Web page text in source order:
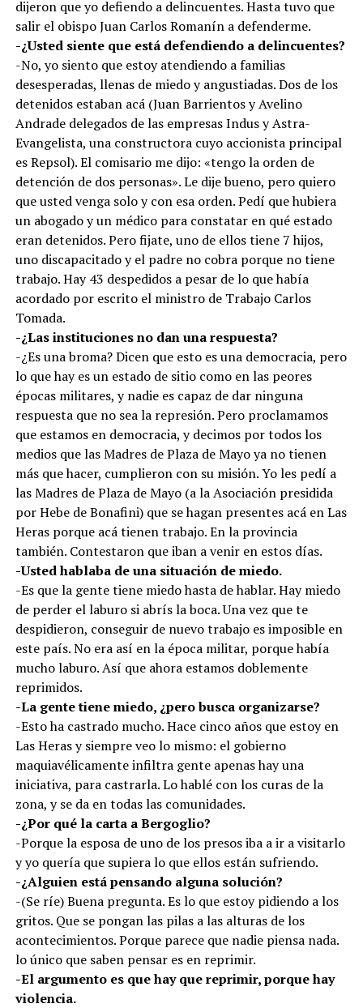
dijeron que yo defiendo a delincuentes. Hasta tuvo que
salir el obispo Juan Carlos Romanín a defenderme.
-¿Usted siente que está defendiendo a delincuentes?
-No, yo siento que estoy atendiendo a familias
desesperadas, llenas de miedo y angustiadas. Dos de los
detenidos estaban acá (Juan Barrientos y Avelino
Andrade delegados de las empresas Indus y Astra-
Evangelista, una constructora cuyo accionista principal
es Repsol). El comisario me dijo: «tengo la orden de
detención de dos personas». Le dije bueno, pero quiero
que usted venga solo y con esa orden. Pedí que hubiera
un abogado y un médico para constatar en qué estado
eran detenidos. Pero fijate, uno de ellos tiene 7 hijos,
uno discapacitado y el padre no cobra porque no tiene
trabajo. Hay 43 despedidos a pesar de lo que había
acordado por escrito el ministro de Trabajo Carlos
Tomada.
-¿Las instituciones no dan una respuesta?
-¿Es una broma? Dicen que esto es una democracia, pero
lo que hay es un estado de sitio como en las peores
épocas militares, y nadie es capaz de dar ninguna
respuesta que no sea la represión. Pero proclamamos
que estamos en democracia, y decimos por todos los
medios que las Madres de Plaza de Mayo ya no tienen
más que hacer, cumplieron con su misión. Yo les pedí a
las Madres de Plaza de Mayo (a la Asociación presidida
por Hebe de Bonafini) que se hagan presentes acá en Las
Heras porque acá tienen trabajo. En la provincia
también. Contestaron que iban a venir en estos días.
-Usted hablaba de una situación de miedo.
-Es que la gente tiene miedo hasta de hablar. Hay miedo
de perder el laburo si abrís la boca. Una vez que te
despidieron, conseguir de nuevo trabajo es imposible en
este país. No era así en la época militar, porque había
mucho laburo. Así que ahora estamos doblemente
reprimidos.
-La gente tiene miedo, ¿pero busca organizarse?
-Esto ha castrado mucho. Hace cinco años que estoy en
Las Heras y siempre veo lo mismo: el gobierno
maquiavélicamente infiltra gente apenas hay una
iniciativa, para castrarla. Lo hablé con los curas de la
zona, y se da en todas las comunidades.
-¿Por qué la carta a Bergoglio?
-Porque la esposa de uno de los presos iba a ir a visitarlo
y yo quería que supiera lo que ellos están sufriendo.
-¿Alguien está pensando alguna solución?
-(Se ríe) Buena pregunta. Es lo que estoy pidiendo a los
gritos. Que se pongan las pilas a las alturas de los
acontecimientos. Porque parece que nadie piensa nada.
lo único que saben pensar es en reprimir.
-El argumento es que hay que reprimir, porque hay
violencia.